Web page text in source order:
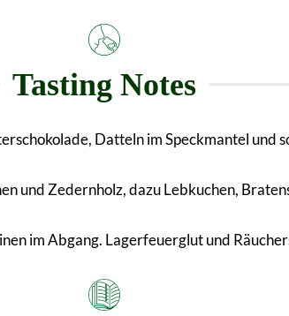
Tasting Notes
Datteln im Speckmantel und
und Zedernholz, dazu Lebkuchen,
im Abgang. Lagerfeuerglut und